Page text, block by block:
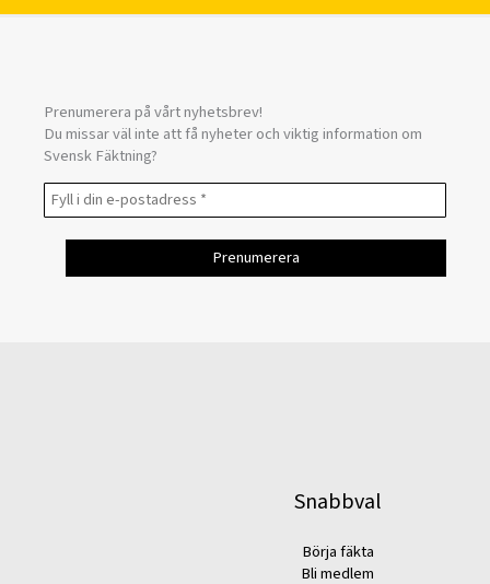
Prenumerera på vårt nyhetsbrev!
Du missar väl inte att få nyheter och viktig information om
Svensk Fäktning?
Snabbval
Börja fäkta
Bli medlem